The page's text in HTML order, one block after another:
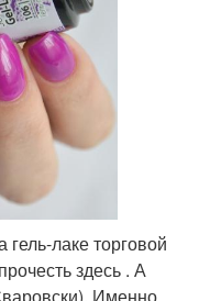
лаке торговой
здесь . А
Именно